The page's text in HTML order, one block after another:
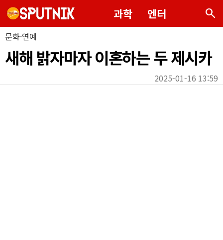
과학 엔터 search
문화·연예
새해 밝자마자 이혼하는 두 제시카
2025-01-16 13:59